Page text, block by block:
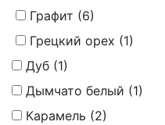
Графит (6)
Грецкий орех (1)
Дуб (1)
Дымчато белый (1)
Карамель (2)